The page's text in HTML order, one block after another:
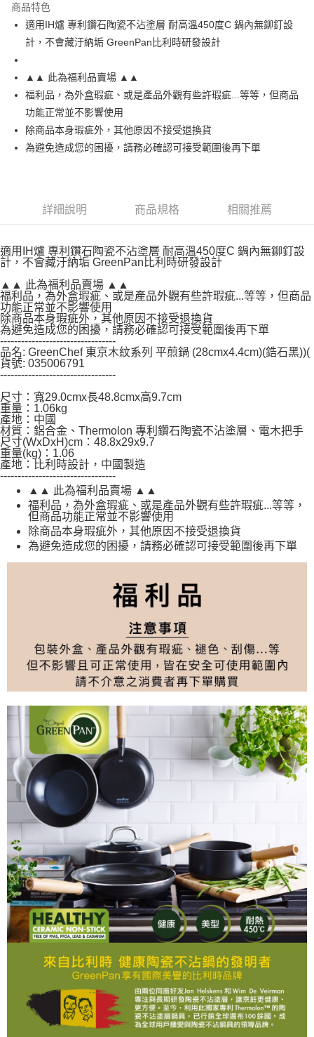
【「AFTEE先享後付」結帳流程】
１．於結帳方式選擇「AFTEE先享後付」後，將跳轉至「AFTEE先享後付」
結帳頁面，進行簡訊認證並確認金額後，即可完成結帳。
ATM／網路銀行／等多元方式進行付款，方視為交易完成。
※ 請注意：結帳手續完成當下不需立刻繳費，但若您需要取消訂單，請聯絡
購買商品的店家。未經商家同意取消之訂單仍視為有效，需透過AFTEE先享
後付繳納相關費用。
※ 交易是否成功請以「AFTEE先享後付 」之結帳頁面顯示為準，若有關於
是否繳費成功／繳費後需取消欲退款等相關疑問，請聯繫「AFTEE先享後付
易，需依本服務之必要範圍內提供個人資料，並將交易相關給付款項請求債
https://aftee.tw/terms/#terms3
３．未成年的使用者請事先徵得法定代理人或監護人之同意方可使用
「AFTEE先享後付」，若未經同意申辦者引起之損失，本公司不負相關責
任。
４．使用「AFTEE先享後付」時，將依據個別帳號之用戶狀況，依本公司即
時審查核予不同之上限額度；若仍有額度不足之情形，本公司將視審查結果
請求用戶進行身份認證。
５．嚴禁一人註冊多個帳號或使用他人資訊註冊。若發現惡意使用之情形，
恩沛科技股份有限公司將有權停止該用戶之使用額度並採取法律行動。
商品特色
適用IH爐 專利鑽石陶瓷不沾塗層 耐高溫450度C 鍋內無鉚釘設
計，不會藏汙納垢 GreenPan比利時研發設計
▲▲ 此為福利品賣場 ▲▲
福利品，為外盒瑕疵、或是產品外觀有些許瑕疵...等等，但商品
功能正常並不影響使用
除商品本身瑕疵外，其他原因不接受退換貨
為避免造成您的困擾，請務必確認可接受範圍後再下單
詳細說明 商品規格 相關推薦
適用IH爐 專利鑽石陶瓷不沾塗層 耐高溫450度C 鍋內無鉚釘設
計，不會藏汙納垢 GreenPan比利時研發設計
▲▲ 此為福利品賣場 ▲▲
福利品，為外盒瑕疵、或是產品外觀有些許瑕疵...等等，但商品
功能正常並不影響使用
除商品本身瑕疵外，其他原因不接受退換貨
為避免造成您的困擾，請務必確認可接受範圍後再下單
---------------------------------
品名: GreenChef 東京木紋系列 平煎鍋 (28cmx4.4cm)(鋯石黑))(
貨號: 035006791
---------------------------------
尺寸：寬29.0cmx長48.8cmx高9.7cm
重量：1.06kg
產地：中國
材質：鋁合金、Thermolon 專利鑽石陶瓷不沾塗層、電木把手
尺寸(WxDxH)cm：48.8x29x9.7
重量(kg)：1.06
產地：比利時設計，中國製造
---------------------------------
▲▲ 此為福利品賣場 ▲▲
福利品，為外盒瑕疵、或是產品外觀有些許瑕疵...等等，
但商品功能正常並不影響使用
除商品本身瑕疵外，其他原因不接受退換貨
為避免造成您的困擾，請務必確認可接受範圍後再下單